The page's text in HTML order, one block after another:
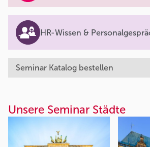
HR-Wissen &
Seminar Katalog bestellen
Unsere Seminar Städte